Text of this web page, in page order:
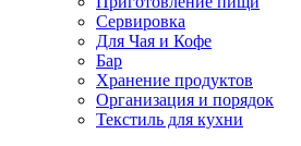
Сервировка
Для Чая и Кофе
Бар
Хранение продуктов
Организация и порядок
Текстиль для кухни